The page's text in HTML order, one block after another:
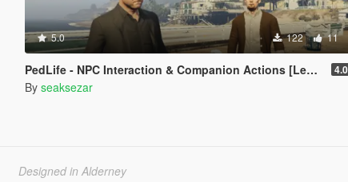
5.0 122 11
PedLife - NPC Interaction & Companion Actions [Legacy] 4.0
By seaksezar
Designed in Alderney